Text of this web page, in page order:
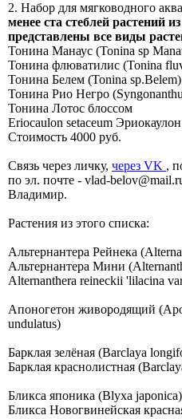
2. Набор для мягководного
менее ста стеблей растений
представлены все виды
Тонина Манаус (Tonina sp
Тонина флюватилис (Tonina
Тонина Белем (Tonina sp.Belem)
Тонина Рио Негро
Тонина Лотос блоссом
Eriocaulon setaceum
Стоимость 4000 руб.
Связь через личку, через VK ,
по эл. почте - vlad-
Владимир.
Растения из этого списка:
Альтернантера Рейнека
Альтернантера Мини
Alternanthera reineckii 'lilacina
Апоногетон живородящий
undulatus)
Барклая зелёная (Barclaya
Барклая краснолистная
Бликса японика (Blyxa japonica)
Бликса Новогвинейская